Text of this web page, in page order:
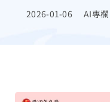
2026-01-06 AI專欄